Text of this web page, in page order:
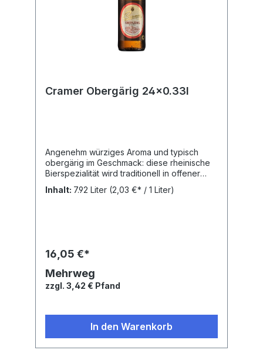
Cramer Obergärig 24x0.33l
Angenehm würziges Aroma und typisch
obergärig im Geschmack: diese rheinische
Bierspezialität wird traditionell in offener
Gärung und nach dem Reinheitsgebot von
1516 gebraut. Bei den wertvollen Zutaten
gZutaten: Wasser, GERSTENMALZ, Hopfen
Alkohol: 4,8 vol. % Alk.
Inhalt: 7.92 Liter (2,03 €* / 1 Liter)
16,05 €*
Mehrweg
zzgl. 3,42 € Pfand
In den Warenkorb